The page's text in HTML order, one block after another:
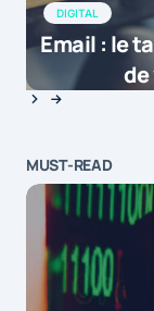
DIGITAL
Email : le
de
MUST-READ